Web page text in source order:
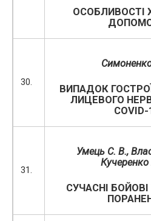
ОСОБЛИВОСТІ
30.
ВИПАДОК ГОСТРОЇ
ЛИЦЕВОГО
COVID-
31.
Умець С. В.,
СУЧАСНІ